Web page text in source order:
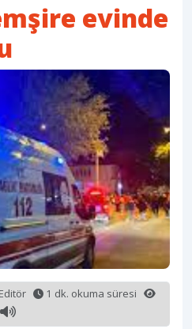
evinde
1 dk. okuma süresi